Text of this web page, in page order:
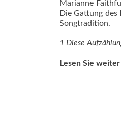
Marianne
Die Gattung des
Songtradition.
1 Diese
Lesen Sie